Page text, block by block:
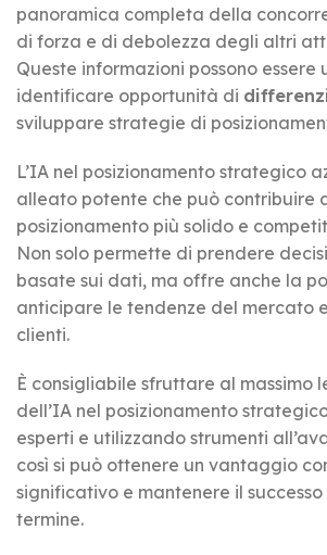
panoramica completa della
di forza e di debolezza degli altri
Queste informazioni possono essere
identificare opportunità di
sviluppare strategie di
L’IA nel posizionamento strategico
alleato potente che può contribuire
posizionamento più solido e
Non solo permette di prendere
basate sui dati, ma offre anche la
anticipare le tendenze del mercato
clienti.
È consigliabile sfruttare al massimo
dell’IA nel posizionamento
esperti e utilizzando strumenti
così si può ottenere un vantaggio
significativo e mantenere il
termine.